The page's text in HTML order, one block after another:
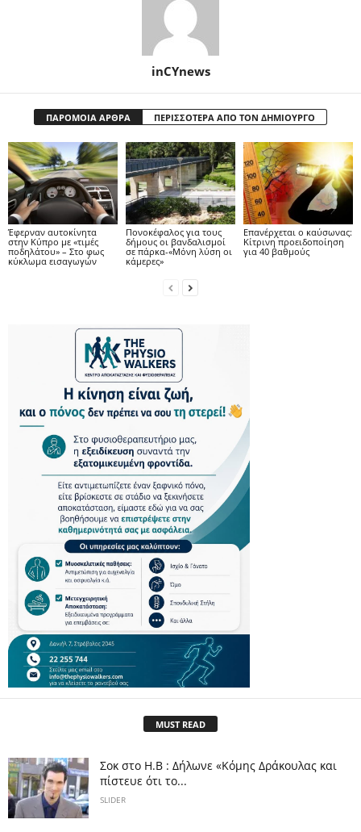
inCYnews
ΠΑΡΟΜΟΙΑ ΑΡΘΡΑ ΠΕΡΙΣΣΟΤΕΡΑ ΑΠΟ ΤΟΝ ΔΗΜΙΟΥΡΓΟ
Έφερναν αυτοκίνητα
στην Κύπρο με «τιμές
ποδηλάτου» – Στο φως
κύκλωμα εισαγωγών
Πονοκέφαλος για τους
δήμους οι βανδαλισμοί
σε πάρκα-«Μόνη λύση οι
κάμερες»
Επανέρχεται ο καύσωνας:
Κίτρινη προειδοποίηση
για 40 βαθμούς
MUST READ
Σοκ στο Η.Β : Δήλωνε «Κόμης Δράκουλας και
πίστευε ότι το...
SLIDER